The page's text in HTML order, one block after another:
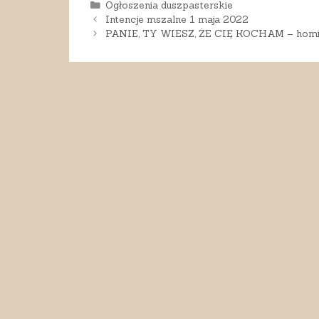
Kategorie
Ogłoszenia duszpasterskie
Intencje mszalne 1 maja 2022
PANIE, TY WIESZ, ŻE CIĘ KOCHAM –